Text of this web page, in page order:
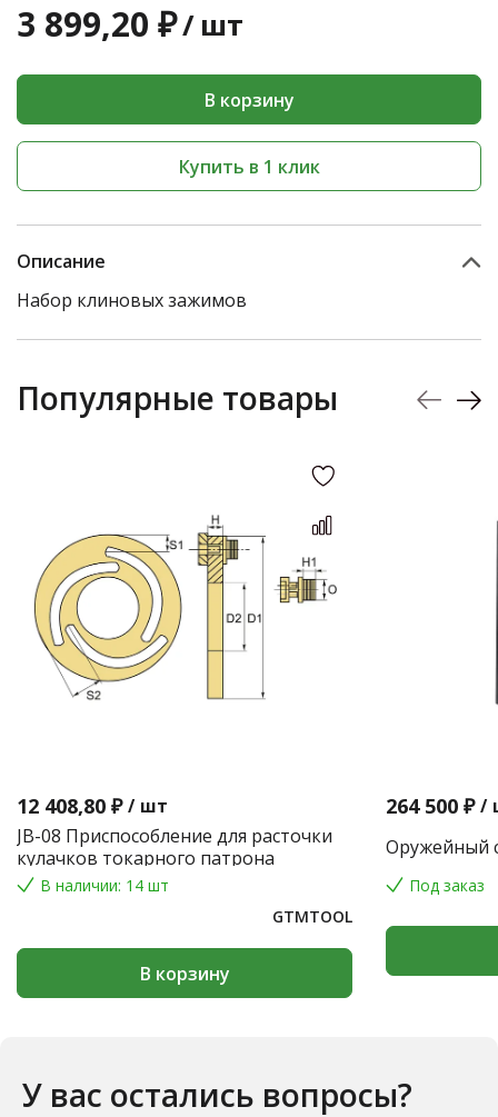
3 899,20 ₽/ шт
В корзину
Купить в 1 клик
Описание
Набор клиновых зажимов
Популярные товары
12 408,80 ₽ / шт
JB-08 Приспособление для расточки
кулачков токарного патрона
В наличии: 14 шт
GTMTOOL
В корзину
264 500 ₽ /
Оружейный
Под заказ
У вас остались вопросы?